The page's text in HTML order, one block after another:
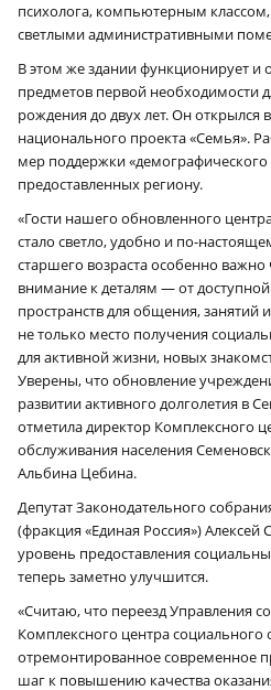
психолога, компьютерным
светлыми административными
В этом же здании функционирует и
предметов первой необходимости
рождения до двух лет. Он открылся
национального проекта «Семья».
мер поддержки
предоставленных региону.
«Гости нашего обновленного
стало светло, удобно и по-
старшего возраста особенно важно
внимание к деталям — от
пространств для общения, занятий
не только место получения
для активной жизни, новых
Уверены, что обновление
развитии активного долголетия в
отметила директор Комплексного
обслуживания населения
Альбина Цебина.
Депутат Законодательного
(фракция «Единая Россия») Алексей
уровень предоставления
теперь заметно улучшится.
«Считаю, что переезд Управления
Комплексного центра социального
отремонтированное современное
шаг к повышению качества